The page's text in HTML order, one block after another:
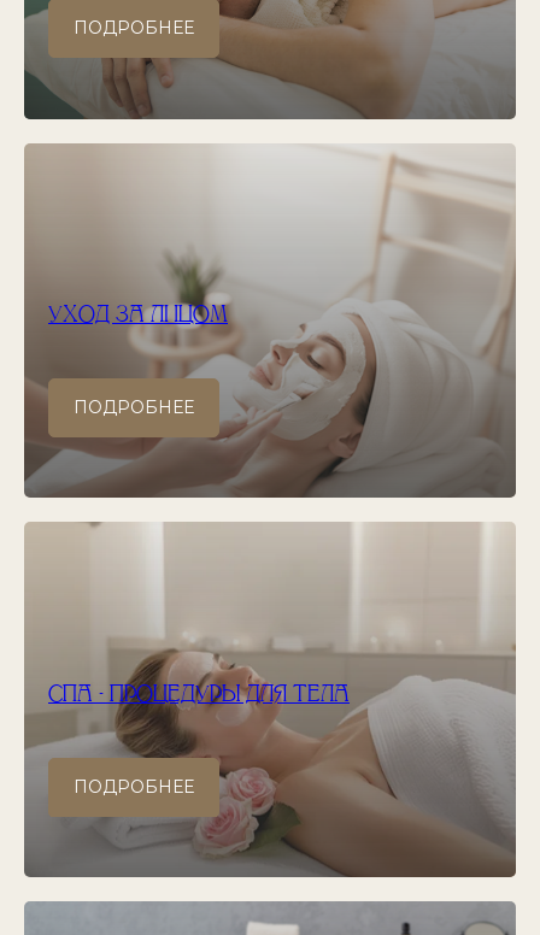
ПОДРОБНЕЕ
УХОД ЗА ЛИЦОМ
ПОДРОБНЕЕ
СПА - ПРОЦЕДУРЫ ДЛЯ ТЕЛА
ПОДРОБНЕЕ